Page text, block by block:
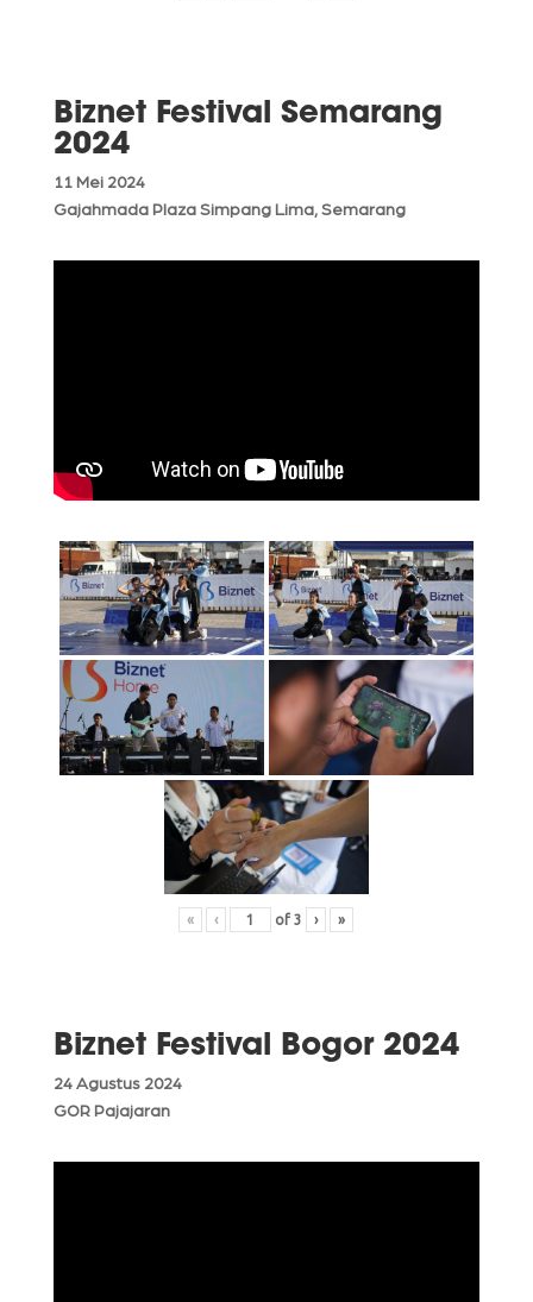
Biznet Festival Semarang
2024
11 Mei 2024
Gajahmada Plaza Simpang Lima, Semarang
« ‹ of3 › »
Biznet Festival Bogor 2024
24 Agustus 2024
GOR Pajajaran